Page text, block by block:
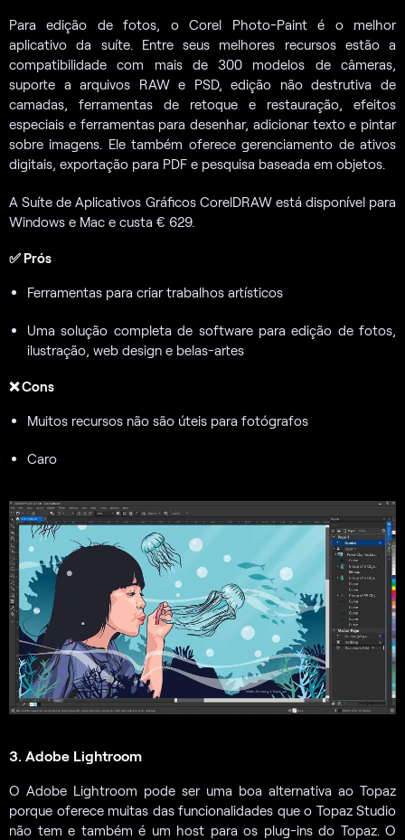
Para edição de fotos, o Corel Photo-Paint é o melhor
aplicativo da suíte. Entre seus melhores recursos estão a
compatibilidade com mais de 300 modelos de câmeras,
suporte a arquivos RAW e PSD, edição não destrutiva de
camadas, ferramentas de retoque e restauração, efeitos
especiais e ferramentas para desenhar, adicionar texto e pintar
sobre imagens. Ele também oferece gerenciamento de ativos
digitais, exportação para PDF e pesquisa baseada em objetos.
A Suíte de Aplicativos Gráficos CorelDRAW está disponível para
Windows e Mac e custa € 629.
✅ Prós
Ferramentas para criar trabalhos artísticos
Uma solução completa de software para edição de fotos,
ilustração, web design e belas-artes
❌ Cons
Muitos recursos não são úteis para fotógrafos
Caro
3. Adobe Lightroom
O Adobe Lightroom pode ser uma boa alternativa ao Topaz
porque oferece muitas das funcionalidades que o Topaz Studio
não tem e também é um host para os plug-ins do Topaz. O